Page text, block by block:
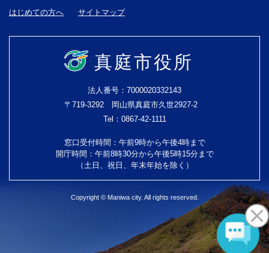
はじめての方へ
サイトマップ
真庭市役所
法人番号：7000020332143
〒719-3292 岡山県真庭市久世2927-2
Tel：0867-42-1111
窓口受付時間：午前9時から午後4時まで
開庁時間：午前8時30分から午後5時15分まで
（土日、祝日、年末年始を除く）
Copyright © Maniwa city. All rights reserved.